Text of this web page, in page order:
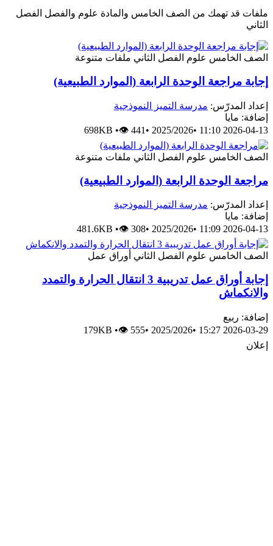
ملفات قد تهمك من الصف الخامس والمادة علوم والفصل الفصل
الثاني
الصف الخامس علوم الفصل الثاني ملفات متنوعة
إجابة مراجعة الوحدة الرابعة (الموارد الطبيعية)
إعداد المدرّس: مدرسة التميز النموذجية
إضافة: مايا
2026-04-13 11:10
•
2025/2026
•
698KB •👁 441
الصف الخامس علوم الفصل الثاني ملفات متنوعة
مراجعة الوحدة الرابعة (الموارد الطبيعية)
إعداد المدرّس: مدرسة التميز النموذجية
إضافة: مايا
2026-04-13 11:09
•
2025/2026
•
481.6KB •👁 308
الصف الخامس علوم الفصل الثاني أوراق عمل
إجابة أوراق عمل تدريبية 3 انتقال الحرارة والتمدد
والانكماش
إضافة: ربيع
2026-03-29 15:27
•
2025/2026
•
179KB •👁 555
إعلان